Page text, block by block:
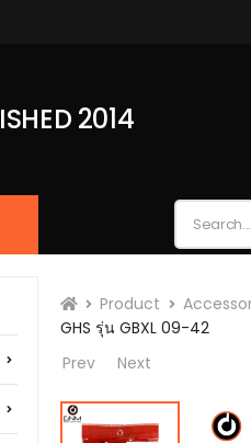
2014
Product
GHS รุ่น GBXL 09-42
Prev
Next